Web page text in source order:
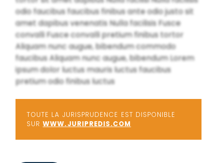
odio faucibus faucibus finibus ante odio justo sit
amet dapibus venenatis Nulla facilisis Fusce
convalli Fusce convalli pretium finibus tortor
Aliquam nunc augue, bibendum commodo
faucibus Aliquam nunc augue, bibendum Lorem
ipsum dolor luctus mauris luctus faucibus
pretium odio finibus luctus
TOUTE LA JURISPRUDENCE EST DISPONIBLE
SURWWW.JURIPREDIS.COM